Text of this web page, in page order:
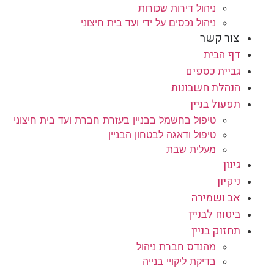
ניהול דירות שכורות
ניהול נכסים על ידי ועד בית חיצוני
צור קשר
דף הבית
גביית כספים
הנהלת חשבונות
תפעול בניין
טיפול בחשמל בבניין בעזרת חברת ועד בית חיצוני
טיפול ודאגה לבטחון הבניין
מעלית שבת
גינון
ניקיון
אב ושמירה
ביטוח לבניין
תחזוק בניין
מהנדס חברת ניהול
בדיקת ליקויי בנייה